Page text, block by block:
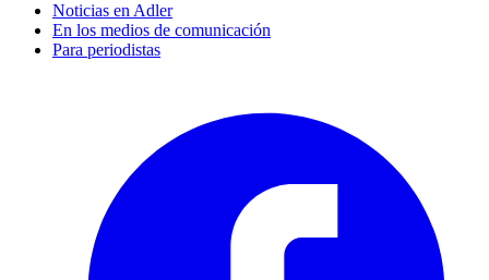
Noticias en Adler
En los medios de comunicación
Para periodistas